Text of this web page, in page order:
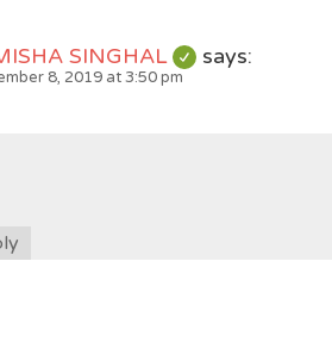
SINGHAL says:
8, 2019 at 3:50 pm